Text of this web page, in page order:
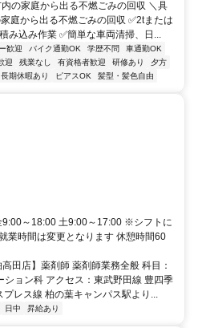
の家庭から出る不燃ごみの回収 ＼具
庭から出る不燃ごみの回収 ✅2tまたは
み込み作業 ✅簡単な車両清掃、日...
歓迎 バイク通勤OK 学歴不問
車通勤OK
迎 残業なし 有資格者歓迎 研修あり
夕方
長期休暇あり ピアスOK 髪型・髪色自由
9:00～18:00 土9:00～17:00 ※シフトに
業時間は変更となります 休憩時間60
田店】薬剤師 薬剤師業務全般 科目：
ション科 アクセス：東武野田線 豊四季
レス線 柏の葉キャンパス駅より...
日中 昇給あり